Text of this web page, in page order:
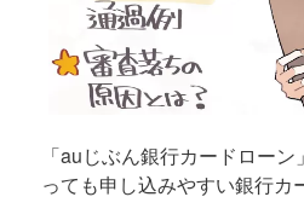
「auじぶん銀行カードロー
っても申し込みやすい銀行カ